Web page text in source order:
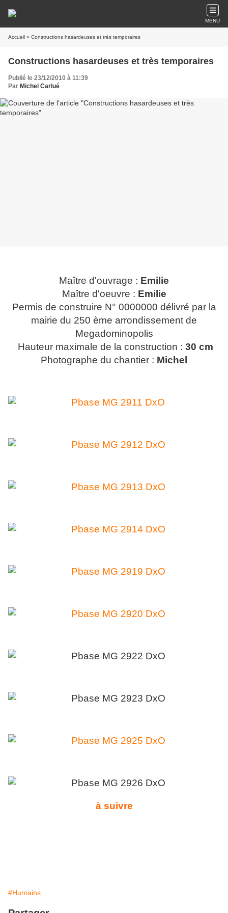
MENU
Accueil » Constructions hasardeuses et très temporaires
Constructions hasardeuses et très temporaires
Publié le 23/12/2010 à 11:39
Par Michel Carlué
Maître d'ouvrage : Emilie
Maître d'oeuvre : Emilie
Permis de construire N° 0000000 délivré par la
mairie du 250 ème arrondissement de
Megadominopolis
Hauteur maximale de la construction : 30 cm
Photographe du chantier : Michel
à suivre
#Humains